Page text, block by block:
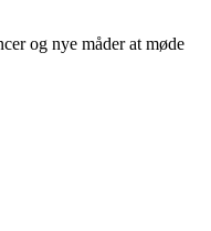
og nye måder at møde